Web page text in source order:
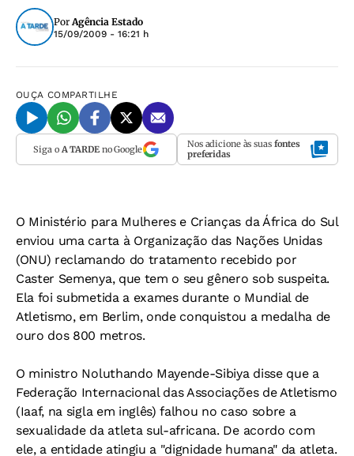
PorAgência Estado
15/09/2009 - 16:21 h
OUÇA COMPARTILHE
Siga o A TARDEno Google Nos adicione às suas fontes
preferidas
O Ministério para Mulheres e Crianças da África do Sul
enviou uma carta à Organização das Nações Unidas
(ONU) reclamando do tratamento recebido por
Caster Semenya, que tem o seu gênero sob suspeita.
Ela foi submetida a exames durante o Mundial de
Atletismo, em Berlim, onde conquistou a medalha de
ouro dos 800 metros.
O ministro Noluthando Mayende-Sibiya disse que a
Federação Internacional das Associações de Atletismo
(Iaaf, na sigla em inglês) falhou no caso sobre a
sexualidade da atleta sul-africana. De acordo com
ele, a entidade atingiu a "dignidade humana" da atleta.